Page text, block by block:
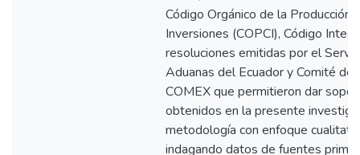
Código Orgánico de la Producción,
Inversiones (COPCI), Código
resoluciones emitidas por el
Aduanas del Ecuador y Comité de
COMEX que permitieron dar
obtenidos en la presente
metodología con enfoque
indagando datos de fuentes